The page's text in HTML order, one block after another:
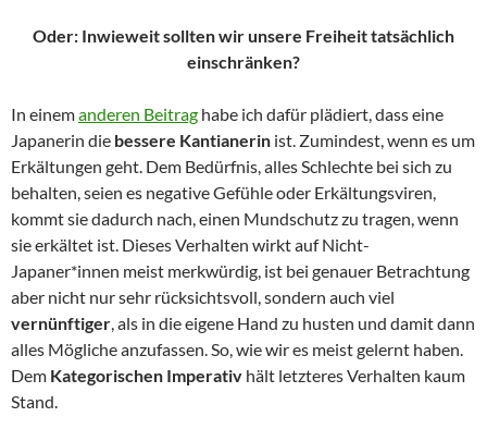
Oder: Inwieweit sollten wir unsere Freiheit tatsächlich
einschränken?
In einemanderen Beitrag habe ich dafür plädiert, dass eine
Japanerin die bessere Kantianerin ist. Zumindest, wenn es um
Erkältungen geht. Dem Bedürfnis, alles Schlechte bei sich zu
behalten, seien es negative Gefühle oder Erkältungsviren,
kommt sie dadurch nach, einen Mundschutz zu tragen, wenn
sie erkältet ist. Dieses Verhalten wirkt auf Nicht-
Japaner*innen meist merkwürdig, ist bei genauer Betrachtung
aber nicht nur sehr rücksichtsvoll, sondern auch viel
vernünftiger, als in die eigene Hand zu husten und damit dann
alles Mögliche anzufassen. So, wie wir es meist gelernt haben.
Dem Kategorischen Imperativ hält letzteres Verhalten kaum
Stand.